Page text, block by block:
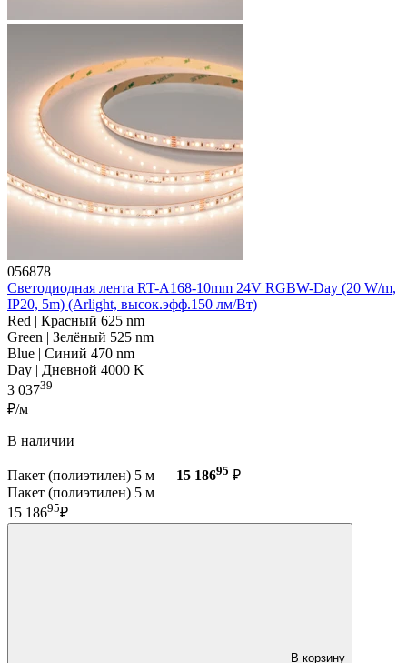
056878
Светодиодная лента RT-A168-10mm 24V RGBW-Day (20 W/m,
IP20, 5m) (Arlight, высок.эфф.150 лм/Вт)
Red | Красный 625 nm
Green | Зелёный 525 nm
Blue | Синий 470 nm
Day | Дневной 4000 K
3 03739
₽/м
В наличии
Пакет (полиэтилен) 5 м — 15 18695 ₽
Пакет (полиэтилен) 5 м
15 18695₽
В корзину